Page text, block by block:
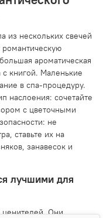
из нескольких свечей
романтическую
ароматическая
с книгой. Маленькие
в спа-процедуру.
наслоения: сочетайте
с цветочными
не
ставьте их на
занавесок и
лучшими для
Они